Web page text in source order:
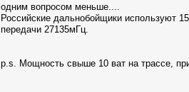
одним вопросом меньше....
Российские дальнобойщики используют
передачи 27135мГц.
p.s. Мощность свыше 10 ват на трассе,